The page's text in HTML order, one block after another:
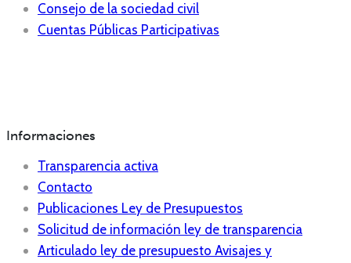
Consejo de la sociedad civil
Cuentas Públicas Participativas
Informaciones
Transparencia activa
Contacto
Publicaciones Ley de Presupuestos
Solicitud de información ley de transparencia
Articulado ley de presupuesto Avisajes y